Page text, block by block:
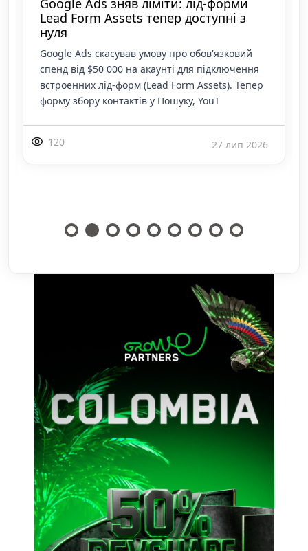
помилки нейромереж тепер
повністю відповідають баєри
Google офіційно ввів у дію нові Умови
рекламної програми (Google's Advertising
Program Terms). Це масштабний апдейт
користувацької угоди, якого не було з квітня